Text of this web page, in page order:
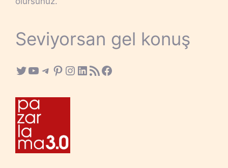
Seviyorsan gel konuş
Twitter
YouTube
Telegram
Pinterest
Instagram
LinkedIn
RSS FeedFacebook